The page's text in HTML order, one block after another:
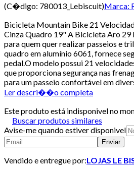
(C�digo: 780013_Lebiscuit)Marca:
Bicicleta Mountain Bike 21
Cinza Quadro 19" A Bicicleta Aro 29
para quem quer realizar passeios e
quadro em alumínio 6061, fornece
pedal.O modelo possui 21
que proporciona segurança nas
para um passeio confortável em
Ler descri��o completa
Este produto está indisponivel no
Buscar produtos similares
Avise-me quando estiver disponivel
Enviar
Vendido e entregue por:LOJAS LE